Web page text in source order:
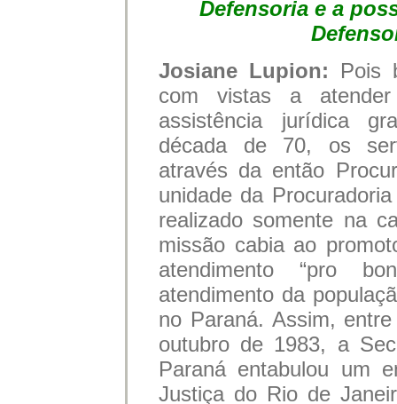
Defensoria e a
Josiane Lupion: Pois
com vistas a
assistência jurídica
década de 70, os
através da então
unidade da
realizado somente na
missão cabia ao
atendimento “pro
atendimento da
no Paraná. Assim,
outubro de 1983, a
Paraná entabulou um
Justiça do Rio de